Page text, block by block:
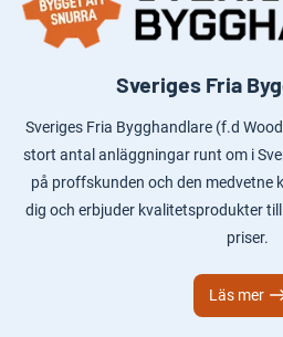
Sveriges Fria
Sveriges Fria Bygghandlare (f.d
stort antal anläggningar runt om i
på proffskunden och den medvetne
dig och erbjuder kvalitetsprodukter
priser.
Läs mer